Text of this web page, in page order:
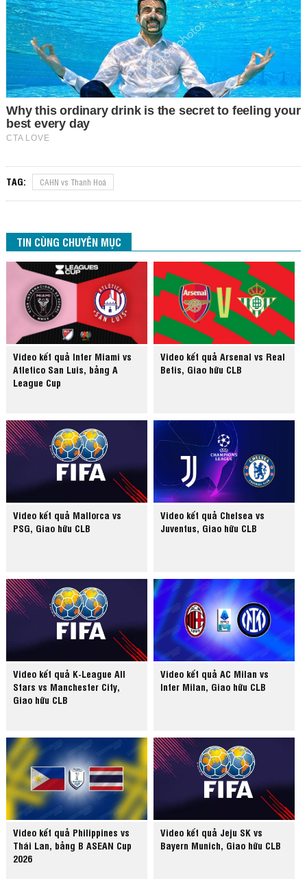
TAG: CAHN vs Thanh Hoá
TIN CÙNG CHUYÊN MỤC
Video kết quả Inter Miami vs
Atletico San Luis, bảng A
League Cup
Video kết quả Arsenal vs Real
Betis, Giao hữu CLB
Video kết quả Mallorca vs
PSG, Giao hữu CLB
Video kết quả Chelsea vs
Juventus, Giao hữu CLB
Video kết quả K-League All
Stars vs Manchester City,
Giao hữu CLB
Video kết quả AC Milan vs
Inter Milan, Giao hữu CLB
Video kết quả Philippines vs
Thái Lan, bảng B ASEAN Cup
2026
Video kết quả Jeju SK vs
Bayern Munich, Giao hữu CLB